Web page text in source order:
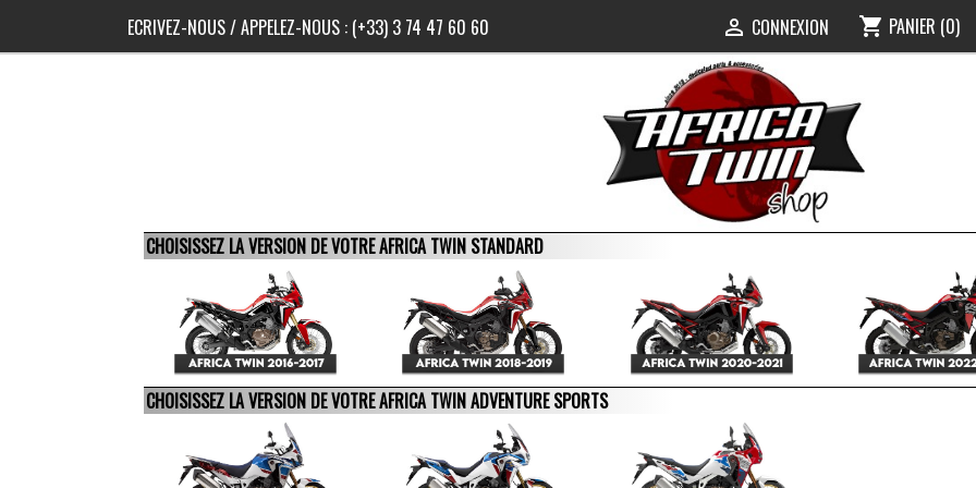
ECRIVEZ-NOUS/ APPELEZ-NOUS : (+33) 3 74 47 60 60  CONNEXION shopping_cart PANIER (0)
CHOISISSEZ LA VERSION DE VOTRE AFRICA TWIN STANDARD
CHOISISSEZ LA VERSION DE VOTRE AFRICA TWIN ADVENTURE SPORTS